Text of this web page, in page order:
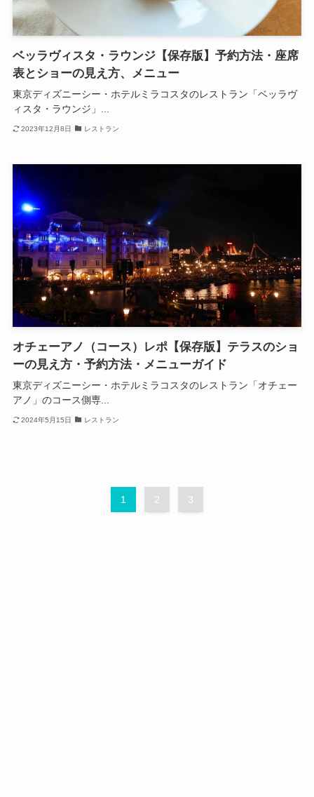
ベッラヴィスタ・ラウンジ【保存版】予約方法・座席
表とショーの見え方、メニュー
東京ディズニーシー・ホテルミラコスタのレストラン「ベッラヴ
ィスタ・ラウンジ」...
2023年12月8日 レストラン
オチェーアノ（コース）レポ【保存版】テラスのショ
ーの見え方・予約方法・メニューガイド
東京ディズニーシー・ホテルミラコスタのレストラン「オチェー
アノ」のコース側専...
2024年5月15日 レストラン
1 2 3